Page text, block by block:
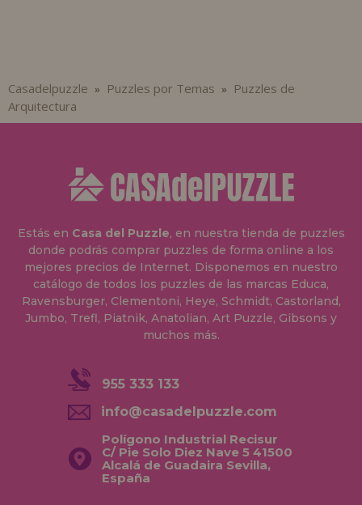
Casadelpuzzle » Puzzles por Temas »
Puzzles de
Arquitectura
Estás en Casa del Puzzle, en nuestra tienda de puzzles
donde podrás comprar puzzles de forma online a los
mejores precios de Internet. Disponemos en nuestro
catálogo de todos los puzzles de las marcas Educa,
Ravensburger, Clementoni, Heye, Schmidt, Castorland,
Jumbo, Trefl, Piatnik, Anatolian, Art Puzzle, Gibsons y
muchos más.
955 333 133
info@casadelpuzzle.com
Polígono Industrial Recisur
C/ Pie Solo Diez Nave 5 41500
Alcalá de Guadaira Sevilla,
España